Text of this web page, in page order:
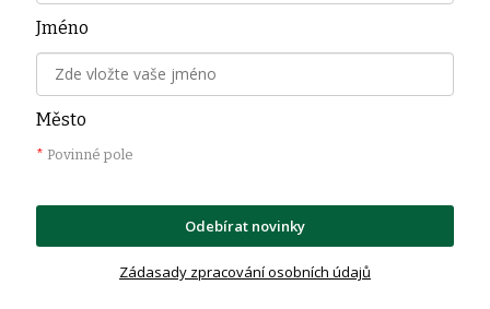
Jméno
Město
* Povinné pole
Odebírat novinky
Zádasady zpracování osobních údajů